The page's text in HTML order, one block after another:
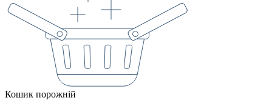
Кошик порожній